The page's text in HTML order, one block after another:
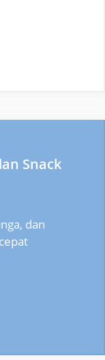
Snack
dan